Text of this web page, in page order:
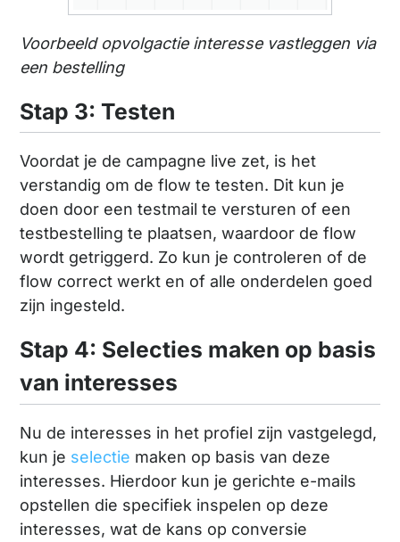
Voorbeeld opvolgactie interesse vastleggen via
een bestelling
Stap 3: Testen
Voordat je de campagne live zet, is het
verstandig om de flow te testen. Dit kun je
doen door een testmail te versturen of een
testbestelling te plaatsen, waardoor de flow
wordt getriggerd. Zo kun je controleren of de
flow correct werkt en of alle onderdelen goed
zijn ingesteld.
Stap 4: Selecties maken op basis
van interesses
Nu de interesses in het profiel zijn vastgelegd,
kun je selectie maken op basis van deze
interesses. Hierdoor kun je gerichte e-mails
opstellen die specifiek inspelen op deze
interesses, wat de kans op conversie